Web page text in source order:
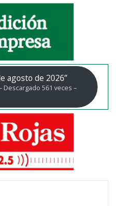
agosto de 2026”
Descargado 561 veces –